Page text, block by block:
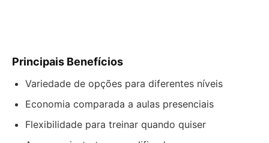
Principais Benefícios
Variedade de opções para diferentes níveis
Economia comparada a aulas presenciais
Flexibilidade para treinar quando quiser